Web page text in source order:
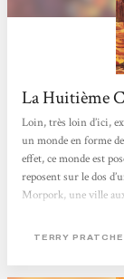
La Huitième
Loin, très loin d’ici,
un monde en forme
effet, ce monde est
reposent sur le dos
Morpork, une ville
villégiature. J’ai
TERRY